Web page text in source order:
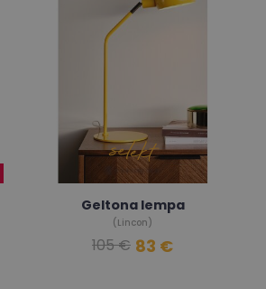
Geltona lempa
(Lincon)
105 € 83 €